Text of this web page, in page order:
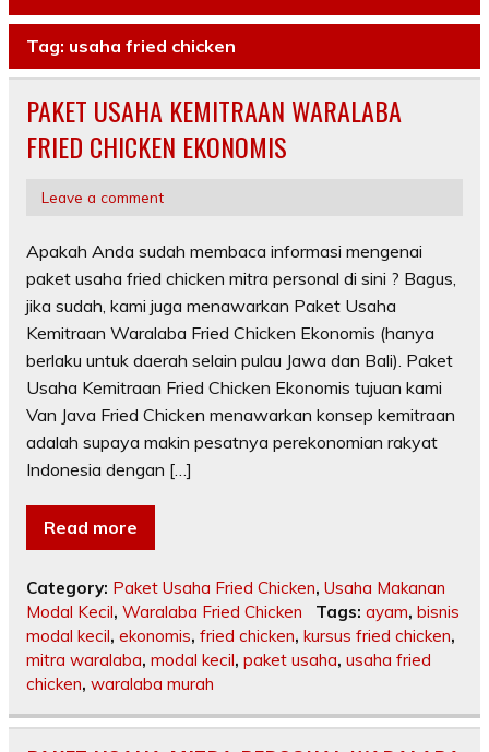
Tag: usaha fried chicken
PAKET USAHA KEMITRAAN WARALABA
FRIED CHICKEN EKONOMIS
Leave a comment
Apakah Anda sudah membaca informasi mengenai
paket usaha fried chicken mitra personal di sini ? Bagus,
jika sudah, kami juga menawarkan Paket Usaha
Kemitraan Waralaba Fried Chicken Ekonomis (hanya
berlaku untuk daerah selain pulau Jawa dan Bali). Paket
Usaha Kemitraan Fried Chicken Ekonomis tujuan kami
Van Java Fried Chicken menawarkan konsep kemitraan
adalah supaya makin pesatnya perekonomian rakyat
Indonesia dengan […]
Read more
Category: Paket Usaha Fried Chicken, Usaha Makanan
Modal Kecil, Waralaba Fried Chicken Tags: ayam, bisnis
modal kecil, ekonomis, fried chicken, kursus fried chicken,
mitra waralaba, modal kecil, paket usaha, usaha fried
chicken, waralaba murah